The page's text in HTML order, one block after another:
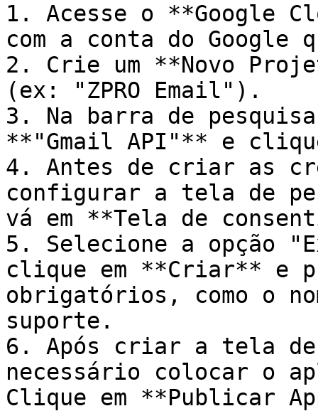
1. Acesse o **Google
com a conta do Google
2. Crie um **Novo
(ex: "ZPRO Email").
3. Na barra de
**"Gmail API"** e
4. Antes de criar as
configurar a tela de
vá em **Tela de
5. Selecione a opção
clique em **Criar** e
obrigatórios, como o
suporte.
6. Após criar a tela de
necessário colocar o
Clique em **Publicar